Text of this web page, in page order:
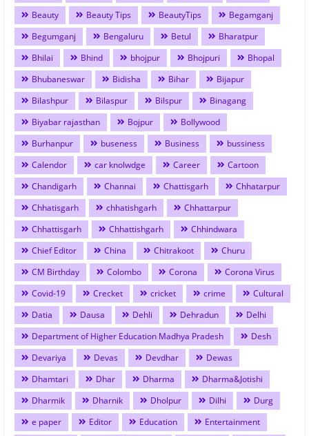
Beauty
Beauty Tips BeautyTips
Begamganj
Begumganj
Bengaluru Betul
Bharatpur
Bhilai
Bhind bhojpur Bhojpuri
Bhopal
Bhubaneswar
Bidisha Bihar
Bijapur
Bilashpur
Bilaspur Bilspur
Binagang
Biyabar rajasthan
Bojpur
Bollywood
Burhanpur
buseness Business
bussiness
Calendor
car knolwdge Career
Cartoon
Chandigarh
Channai Chattisgarh
Chhatarpur
Chhatisgarh
chhatishgarh
Chhattarpur
Chhattisgarh
Chhattishgarh
Chhindwara
Chief Editor
China Chitrakoot
Churu
CM Birthday
Colombo Corona
Corona Virus
Covid-19
Crecket cricket crime
Cultural
Datia
Dausa Dehli Dehradun
Delhi
Department of Higher Education Madhya Pradesh
Desh
Devariya
Devas Devdhar
Dewas
Dhamtari
Dhar Dharma
Dharma&Jotishi
Dharmik
Dharnik Dholpur Dilhi
Durg
e paper
Editor Education Entertainment